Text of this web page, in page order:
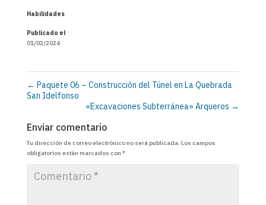
Habilidades
Publicado el
01/02/2024
← Paquete 06 – Construcción del Túnel en La Quebrada
San Idelfonso
«Excavaciones Subterránea» Arqueros →
Enviar comentario
Tu dirección de correo electrónico no será publicada. Los campos
obligatorios están marcados con *